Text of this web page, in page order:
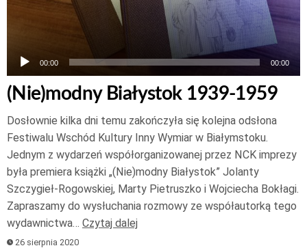
00:00 00:00
(Nie)modny Białystok 1939-1959
Dosłownie kilka dni temu zakończyła się kolejna odsłona
Festiwalu Wschód Kultury Inny Wymiar w Białymstoku.
Jednym z wydarzeń współorganizowanej przez NCK imprezy
była premiera książki „(Nie)modny Białystok” Jolanty
Szczygieł-Rogowskiej, Marty Pietruszko i Wojciecha Bokłagi.
Zapraszamy do wysłuchania rozmowy ze współautorką tego
wydawnictwa… Czytaj dalej
26 sierpnia 2020